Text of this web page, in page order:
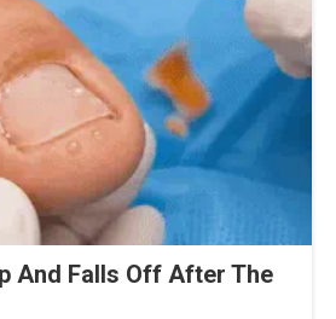
And Falls Off After The